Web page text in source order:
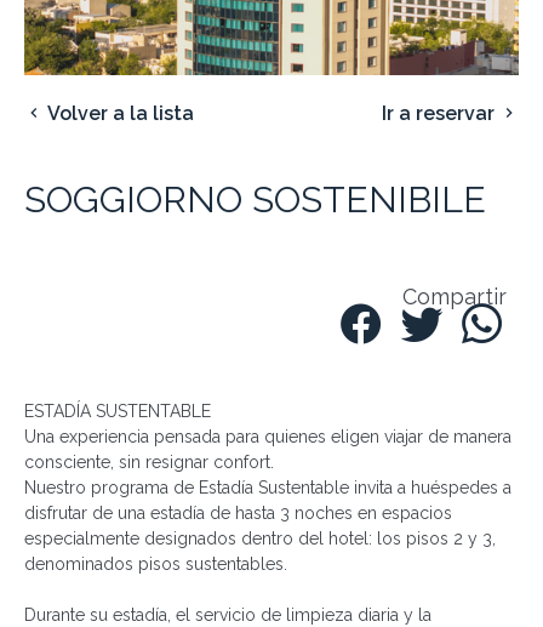
Volver a la lista Ir a reservar
SOGGIORNO SOSTENIBILE
Compartir
ESTADÍA SUSTENTABLE
Una experiencia pensada para quienes eligen viajar de manera
consciente, sin resignar confort.
Nuestro programa de Estadía Sustentable invita a huéspedes a
disfrutar de una estadía de hasta 3 noches en espacios
especialmente designados dentro del hotel: los pisos 2 y 3,
denominados pisos sustentables.
Durante su estadía, el servicio de limpieza diaria y la